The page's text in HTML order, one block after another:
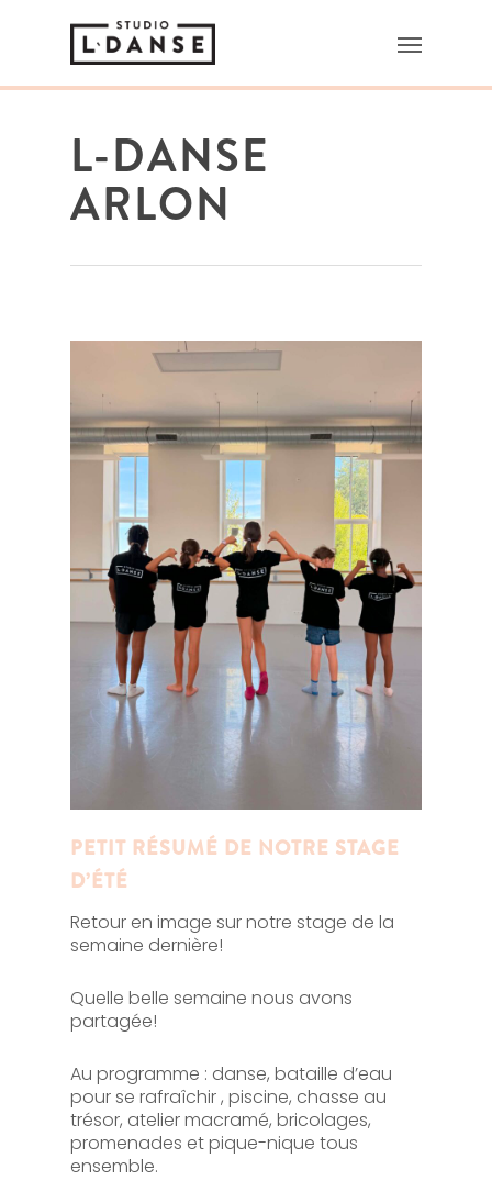
L-DANSE
ARLON
PETIT RÉSUMÉ DE NOTRE STAGE
D’ÉTÉ
Retour en image sur notre stage de la
semaine dernière!
Quelle belle semaine nous avons
partagée!
Au programme : danse, bataille d’eau
pour se rafraîchir , piscine, chasse au
trésor, atelier macramé, bricolages,
promenades et pique-nique tous
ensemble.